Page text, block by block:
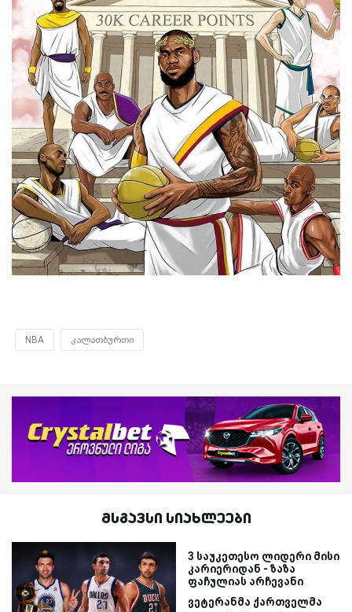
NBA კალათბურთი
მსგავსი სიახლეები
3 საუკეთესო ლიდერი მისი
კარიერიდან - ზაზა
ფაჩულიას არჩევანი
ვეტერანმა ქართველმა